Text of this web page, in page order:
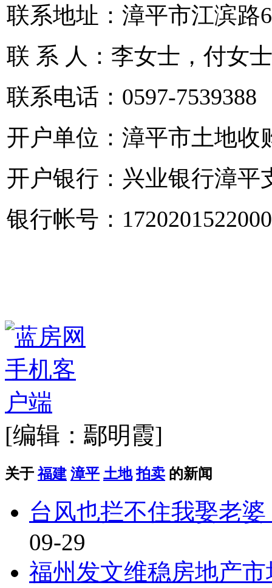
联系地址：漳平市江滨路
联 系 人：李女士，付女士
联系电话：0597-7539388
开户单位：漳平市土地收
开户银行：兴业银行漳平
银行帐号：
[编辑：鄢明霞]
关于 福建 漳平 土地 拍卖 的新闻
台风也拦不住我娶老
09-29
福州发文维稳房地产